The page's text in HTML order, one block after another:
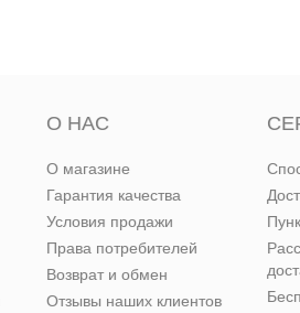
О НАС
О магазине
Гарантия качества
Условия продажи
Права потребителей
Возврат и обмен
Отзывы наших клиентов